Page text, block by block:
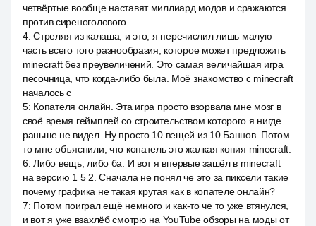
четвёртые вообще наставят миллиард модов и сражаются
против сиреноголового.
4:Стреляя из калаша, и это, я перечислил лишь малую
часть всего того разнообразия, которое может предложить
minecraft без преувеличений. Это самая величайшая игра
песочница, что когда-либо была. Моё знакомство с minecraft
началось с
5: Копателя онлайн. Эта игра просто взорвала мне мозг в
своё время геймплей со строительством которого я нигде
раньше не видел. Ну просто 10 вещей из 10 Баннов. Потом
то мне объяснили, что копатель это жалкая копия minecraft.
6:Либо вещь, либо ба. И вот я впервые зашёл в minecraft
на версию 1 5 2. Сначала не понял че это за пиксели такие
почему графика не такая крутая как в копателе онлайн?
7: Потом поиграл ещё немного и как-то че то уже втянулся,
и вот я уже взахлёб смотрю на YouTube обзоры на моды от